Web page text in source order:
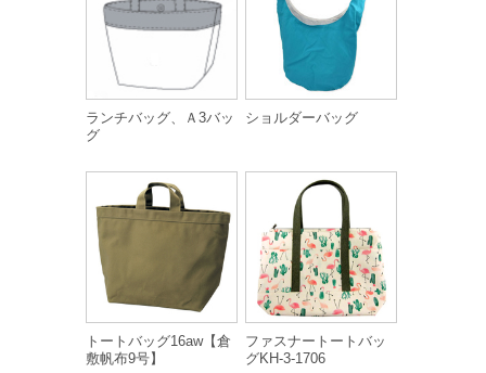
ランチバッグ、Ａ3バッ
グ
ショルダーバッグ
トートバッグ16aw【倉
敷帆布9号】
ファスナートートバッ
グKH-3-1706